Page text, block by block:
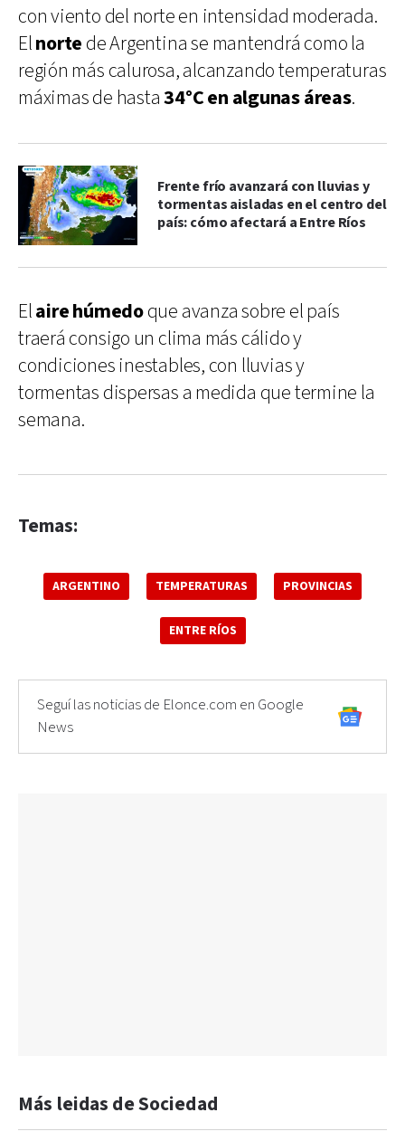
con viento del norte en intensidad moderada.
Elnorte de Argentina se mantendrá como la
región más calurosa, alcanzando temperaturas
máximas de hasta34°C en algunas áreas.
Frente frío avanzará con lluvias y
tormentas aisladas en el centro del
país: cómo afectará a Entre Ríos
Elaire húmedoque avanza sobre el país
traerá consigo un clima más cálido y
condiciones inestables, con lluvias y
tormentas dispersas a medida que termine la
semana.
Temas:
ARGENTINO TEMPERATURAS PROVINCIAS
ENTRE RÍOS
Seguí las noticias de Elonce.com en Google
News
Más leidas de Sociedad